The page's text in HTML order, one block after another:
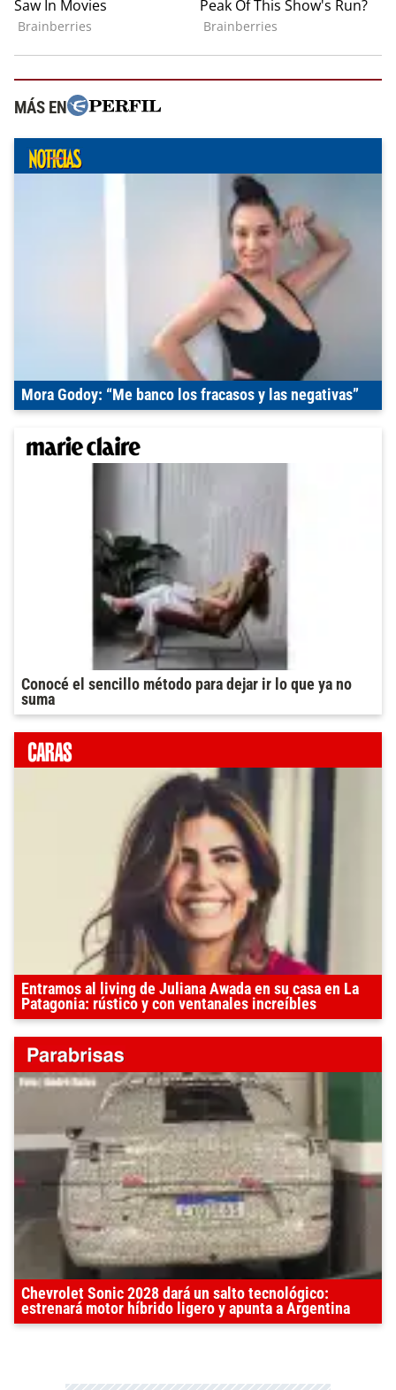
MÁS EN
Mora Godoy: “Me banco los fracasos y las negativas”
Conocé el sencillo método para dejar ir lo que ya no
suma
Entramos al living de Juliana Awada en su casa en La
Patagonia: rústico y con ventanales increíbles
Chevrolet Sonic 2028 dará un salto tecnológico:
estrenará motor híbrido ligero y apunta a Argentina